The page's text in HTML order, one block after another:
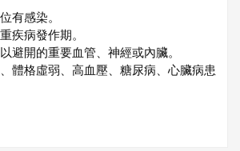
有感染。
疾病發作期。
避開的重要⾎管、神經或內臟。
體格虛弱、⾼⾎壓、糖尿病、⼼臟病患